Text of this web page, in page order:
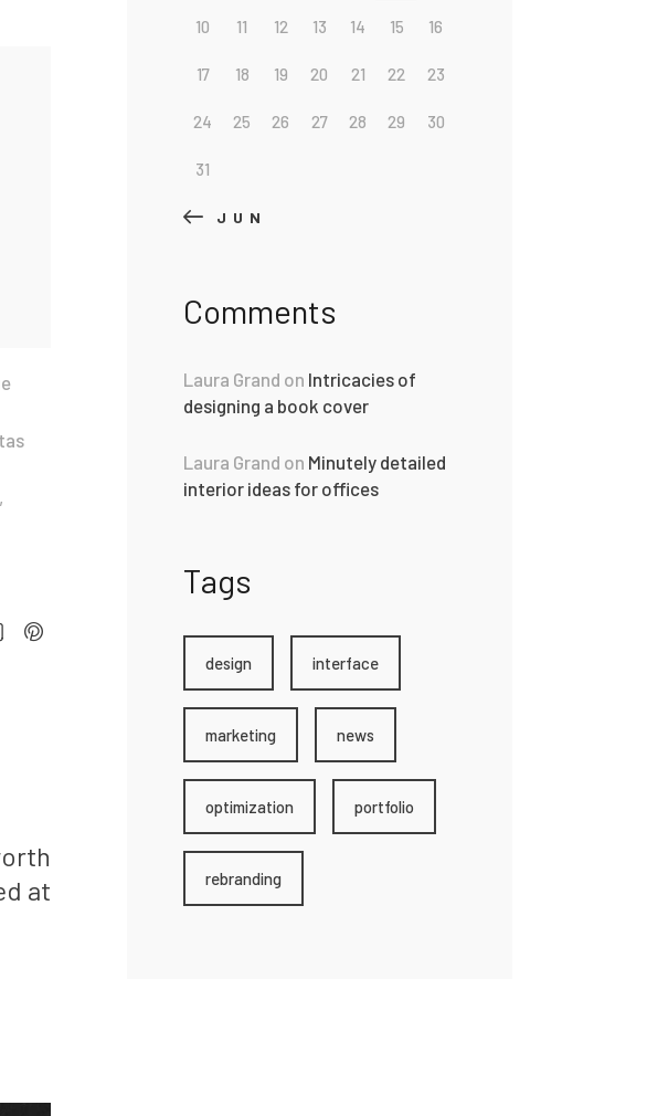
at
10 11 12 13 14 15 16
17 18 19 20 21 22 23
24 25 26 27 28 29 30
31
« JUN
Comments
Laura Grand on Intricacies of
designing a book cover
Laura Grand on Minutely detailed
interior ideas for offices
Tags
design interface
marketing news
optimization portfolio
rebranding